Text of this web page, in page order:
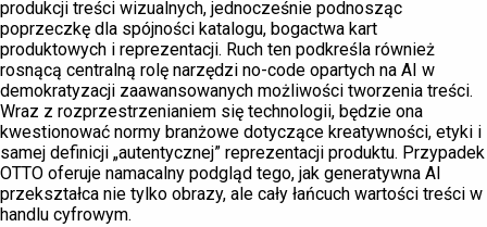
produkcji treści wizualnych, jednocześnie podnosząc
poprzeczkę dla spójności katalogu, bogactwa kart
produktowych i reprezentacji. Ruch ten podkreśla również
rosnącą centralną rolę narzędzi no-code opartych na AI w
demokratyzacji zaawansowanych możliwości tworzenia treści.
Wraz z rozprzestrzenianiem się technologii, będzie ona
kwestionować normy branżowe dotyczące kreatywności, etyki i
samej definicji „autentycznej” reprezentacji produktu. Przypadek
OTTO oferuje namacalny podgląd tego, jak generatywna AI
przekształca nie tylko obrazy, ale cały łańcuch wartości treści w
handlu cyfrowym.